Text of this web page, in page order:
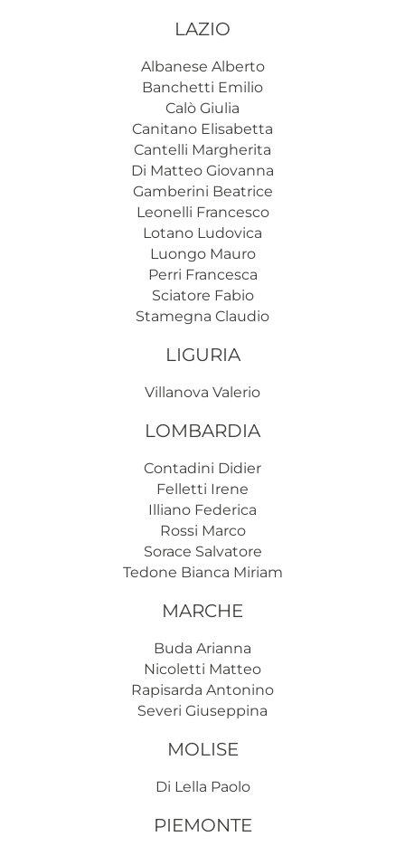
LAZIO
Albanese Alberto
Banchetti Emilio
Calò Giulia
Canitano Elisabetta
Cantelli Margherita
Di Matteo Giovanna
Gamberini Beatrice
Leonelli Francesco
Lotano Ludovica
Luongo Mauro
Perri Francesca
Sciatore Fabio
Stamegna Claudio
LIGURIA
Villanova Valerio
LOMBARDIA
Contadini Didier
Felletti Irene
Illiano Federica
Rossi Marco
Sorace Salvatore
Tedone Bianca Miriam
MARCHE
Buda Arianna
Nicoletti Matteo
Rapisarda Antonino
Severi Giuseppina
MOLISE
Di Lella Paolo
PIEMONTE